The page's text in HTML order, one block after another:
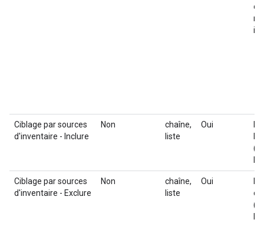
Ciblage par sources
d'inventaire - Inclure
Non
chaîne,
liste
Oui
Ciblage par sources
d'inventaire - Exclure
Non
chaîne,
liste
Oui